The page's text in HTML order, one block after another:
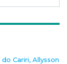
Cariri, Allysson